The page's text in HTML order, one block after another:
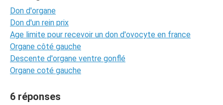
Don d'organe
Don d'un rein prix
Age limite pour recevoir un don d'ovocyte en france
Organe côté gauche
Descente d'organe ventre gonflé
Organe coté gauche
6 réponses